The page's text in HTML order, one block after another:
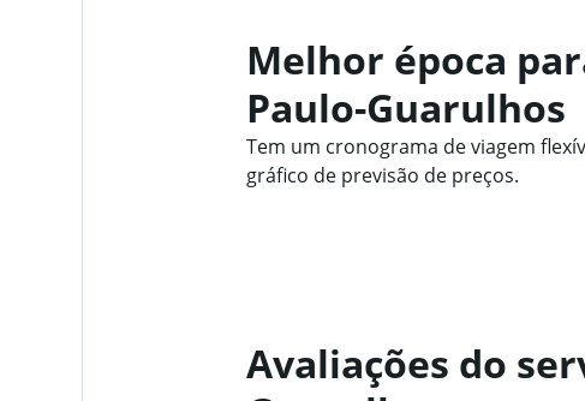
Melhor época
Paulo-Guarulhos
Tem um cronograma de viagem
gráfico de previsão de preços.
Avaliações do